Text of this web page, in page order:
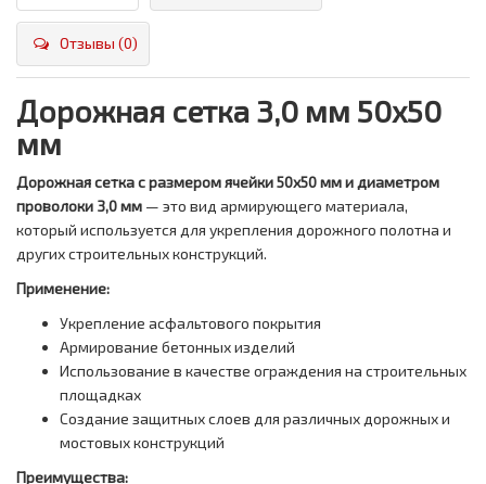
Отзывы (0)
Дорожная сетка 3,0 мм 50х50
мм
Дорожная сетка с размером ячейки 50х50 мм и диаметром
проволоки 3,0 мм — это вид армирующего материала,
который используется для укрепления дорожного полотна и
других строительных конструкций.
Применение:
Укрепление асфальтового покрытия
Армирование бетонных изделий
Использование в качестве ограждения на строительных
площадках
Создание защитных слоев для различных дорожных и
мостовых конструкций
Преимущества: